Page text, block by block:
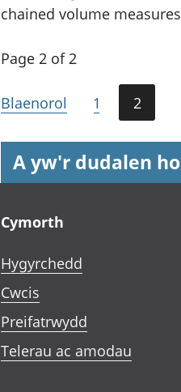
chained volume
Page 2 of 2
Blaenorol 1 2
A yw'r dudalen
Cymorth
Hygyrchedd
Cwcis
Preifatrwydd
Telerau ac amodau